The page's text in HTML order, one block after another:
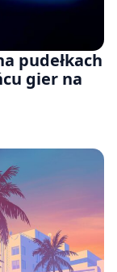
pudełkach
gier na